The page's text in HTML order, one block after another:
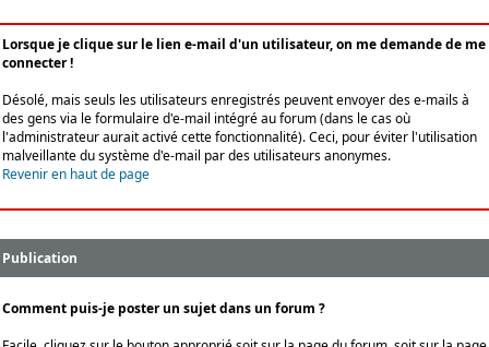
Lorsque je clique sur le lien e-mail d'un utilisateur, on me demande de me
connecter !
Désolé, mais seuls les utilisateurs enregistrés peuvent envoyer des e-mails à
des gens via le formulaire d'e-mail intégré au forum (dans le cas où
l'administrateur aurait activé cette fonctionnalité). Ceci, pour éviter l'utilisation
malveillante du système d'e-mail par des utilisateurs anonymes.
Revenir en haut de page
Publication
Comment puis-je poster un sujet dans un forum ?